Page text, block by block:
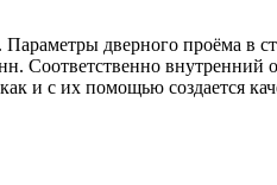
дверного проёма в
Соответственно внутренний
и с их помощью создается